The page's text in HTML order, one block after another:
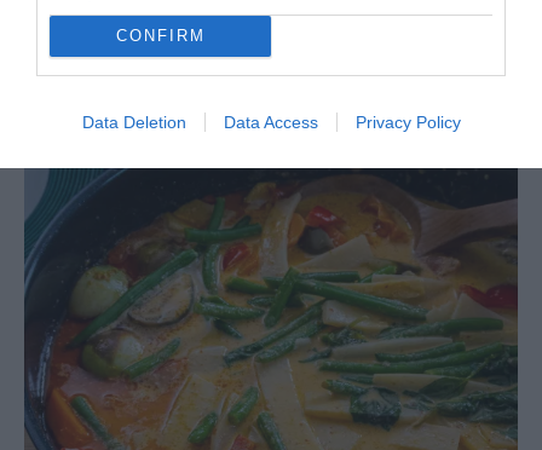
CONFIRM
Data Deletion Data Access Privacy Policy